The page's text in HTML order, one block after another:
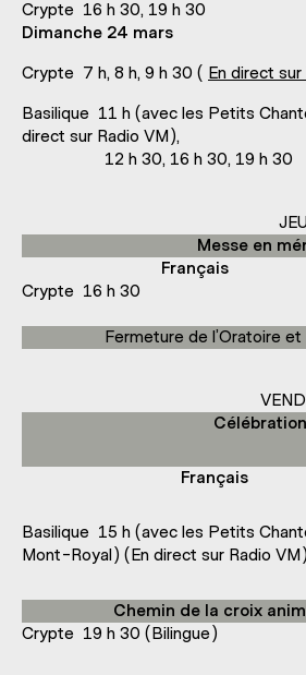
Crypte 16 h 30, 19 h 30
Dimanche 24 mars
Crypte 7 h, 8 h, 9 h 30 ( En direct
Basilique 11 h (avec les Petits
direct sur Radio VM),
12 h 30, 16 h 30, 19 h 30
Messe en
Français
Crypte 16 h 30
Fermeture de l’Oratoire
Français
Basilique 15 h (avec les Petits
Mont-Royal) (En direct sur Radio VM)
Chemin de la croix
Crypte 19 h 30 (Bilingue)